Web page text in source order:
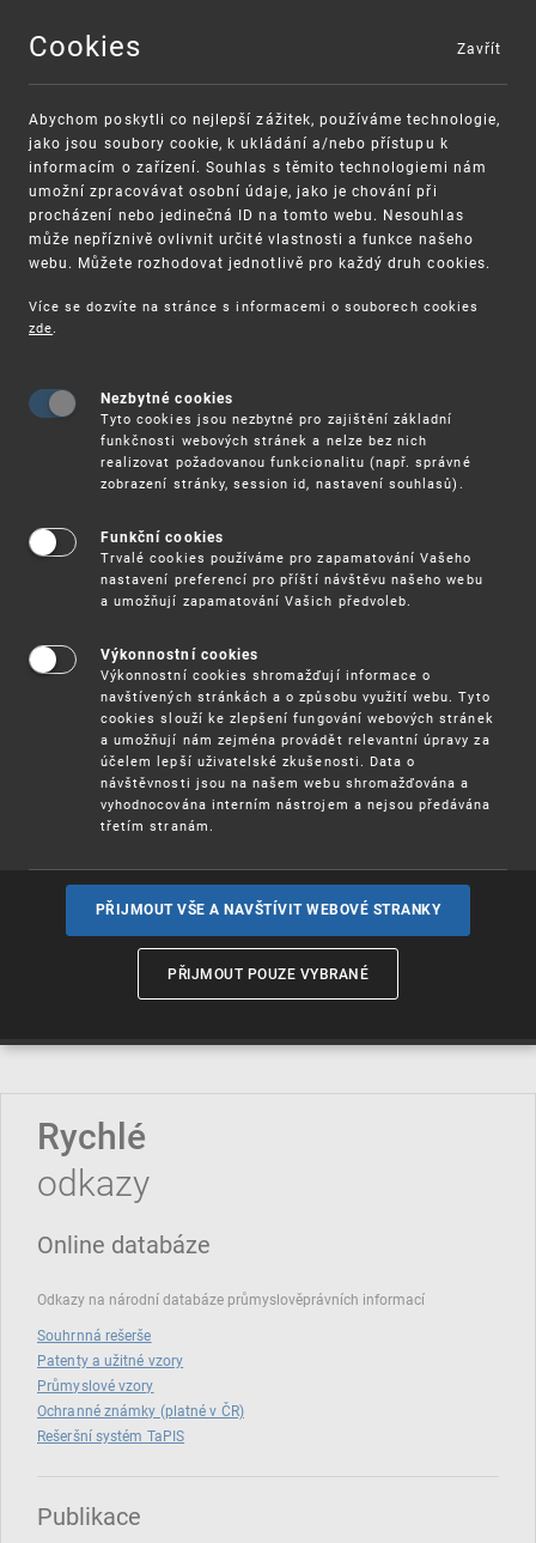
MENU
VAROVÁNÍ
Finanční podpora
Vynálezy / Patenty
Užitnévzory
Ochrannéznámky
Označení původua zeměpisná
Rychlé
odkazy
Online databáze
Odkazy na národní databáze průmyslověprávních informací
Souhrnná rešerše
Patenty a užitné vzory
Průmyslové vzory
Ochranné známky (platné v ČR)
Rešeršní systém TaPIS
Publikace
Cookies
Abychom poskytli co nejlepší zážitek, používáme technologie,
jako jsou soubory cookie, k ukládání a/nebo přístupu k
informacím o zařízení. Souhlas s těmito technologiemi nám
umožní zpracovávat osobní údaje, jako je chování při
procházení nebo jedinečná ID na tomto webu. Nesouhlas
může nepříznivě ovlivnit určité vlastnosti a funkce našeho
webu. Můžete rozhodovat jednotlivě pro každý druh cookies.
Více se dozvíte na stránce s informacemi o souborech cookies
zde.
Nezbytné cookies
Tyto cookies jsou nezbytné pro zajištění základní
funkčnosti webových stránek a nelze bez nich
realizovat požadovanou funkcionalitu (např. správné
zobrazení stránky, session id, nastavení souhlasů).
Funkční cookies
Trvalé cookies používáme pro zapamatování Vašeho
nastavení preferencí pro příští návštěvu našeho webu
a umožňují zapamatování Vašich předvoleb.
Výkonnostní cookies
Výkonnostní cookies shromažďují informace o
navštívených stránkách a o způsobu využití webu. Tyto
cookies slouží ke zlepšení fungování webových stránek
a umožňují nám zejména provádět relevantní úpravy za
účelem lepší uživatelské zkušenosti. Data o
návštěvnosti jsou na našem webu shromažďována a
vyhodnocována interním nástrojem a nejsou předávána
třetím stranám.
PŘIJMOUT VŠE A NAVŠTÍVIT WEBOVÉ STRANKY
PŘIJMOUT POUZE VYBRANÉ
Zavřít